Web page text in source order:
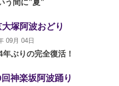
う間に”夏”
塚阿波おどり
09月 04日
ぶりの完全復活！
神楽坂阿波踊り